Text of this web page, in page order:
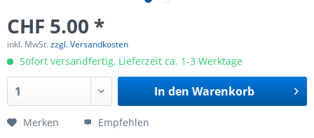
CHF 5.00 *
inkl. MwSt.zzgl. Versandkosten
Sofort versandfertig, Lieferzeit ca. 1-3 Werktage
In den Warenkorb
Merken Empfehlen